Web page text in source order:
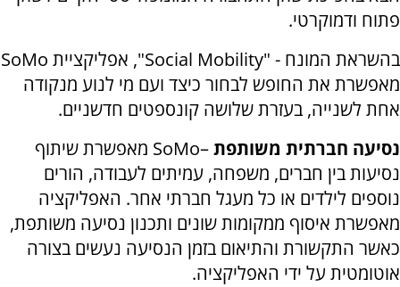
פתוח ודמוקרטי.
בהשראת המונח - "Social Mobility", אפליקציית SoMo
מאפשרת את החופש לבחור כיצד ועם מי לנוע מנקודה
אחת לשנייה, בעזרת שלושה קונספטים חדשניים.
נסיעה חברתית משותפת–
SoMo מאפשרת שיתוף
נסיעות בין חברים, משפחה, עמיתים לעבודה, הורים
נוספים לילדים או כל מעגל חברתי אחר. האפליקציה
מאפשרת איסוף ממקומות שונים ותכנון נסיעה משותפת,
כאשר התקשורת והתיאום בזמן הנסיעה נעשים בצורה
אוטומטית על ידי האפליקציה.